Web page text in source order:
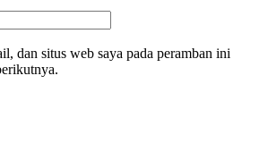
dan situs web saya pada peramban ini